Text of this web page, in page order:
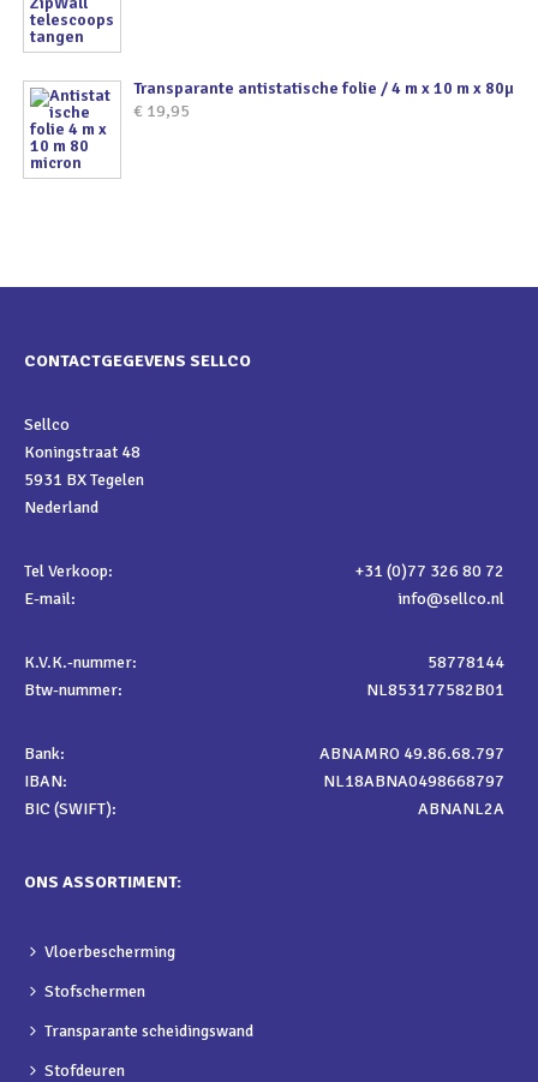
Transparante antistatische folie / 4 m x 10 m x 80µ
€ 19,95
CONTACTGEGEVENS SELLCO
Sellco
Koningstraat 48
5931 BX Tegelen
Nederland
Tel Verkoop:
+31 (0)77 326 80 72
E-mail:
info@sellco.nl
K.V.K.-nummer:
58778144
Btw-nummer:
NL853177582B01
Bank:
ABNAMRO 49.86.68.797
IBAN:
NL18ABNA0498668797
BIC (SWIFT):
ABNANL2A
ONS ASSORTIMENT:
Vloerbescherming
Stofschermen
Transparante scheidingswand
Stofdeuren